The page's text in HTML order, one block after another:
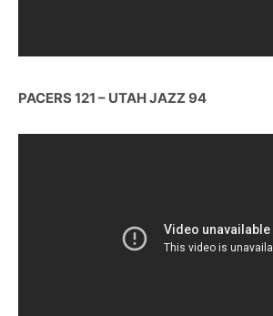
PACERS 121 – UTAH JAZZ 94